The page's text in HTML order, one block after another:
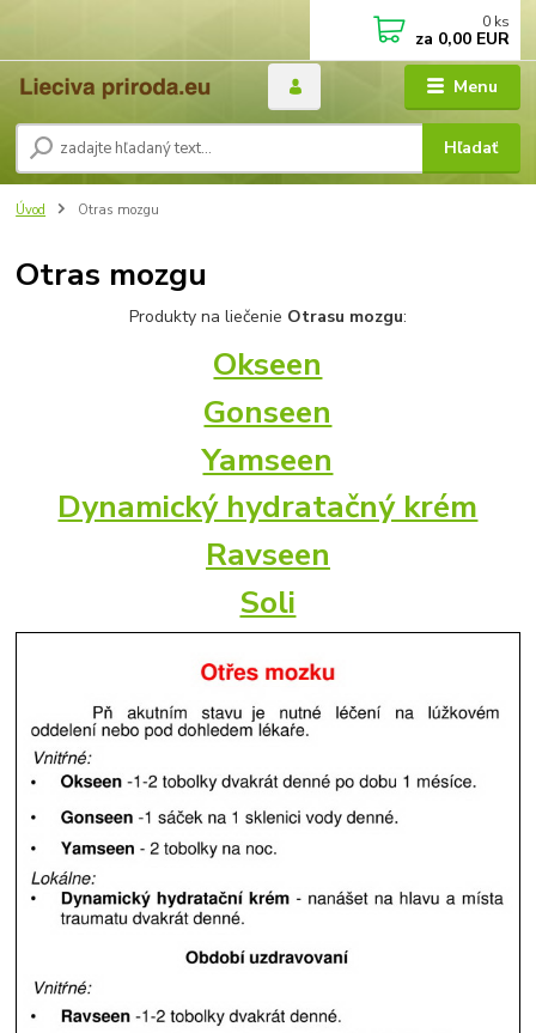
Menu
Hľadať
0 ks
za 0,00 EUR
Úvod Otras mozgu
Otras mozgu
Produkty na liečenie Otrasu mozgu:
Okseen
Gonseen
Yamseen
Dynamický hydratačný krém
Ravseen
Soli